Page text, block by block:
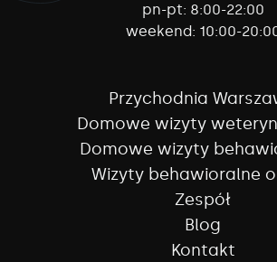
pn-pt: 8:00-22:00
weekend: 10:00-
Przychodnia
Domowe wizyty
Domowe wizyty
Wizyty behawioralne
Zespół
Blog
Kontakt